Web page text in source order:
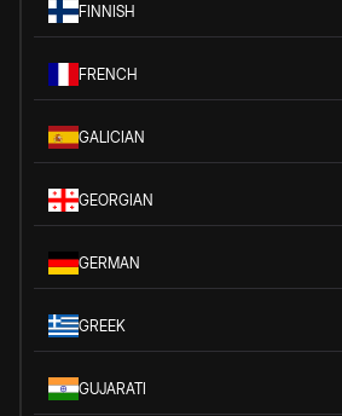
FINNISH
FRENCH
GALICIAN
GEORGIAN
GERMAN
GREEK
GUJARATI